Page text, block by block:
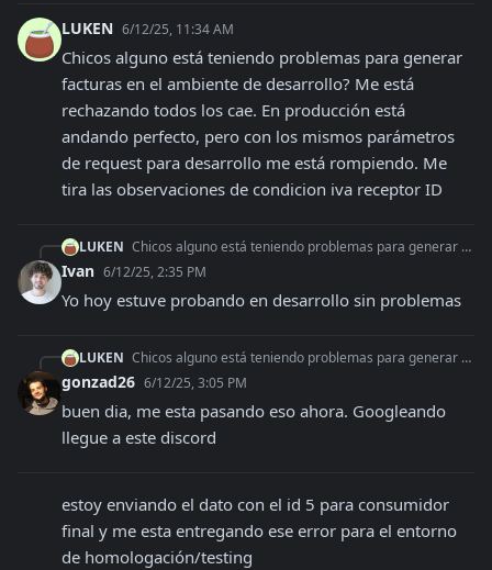
LUKEN 6/12/25, 11:34 AM
Chicos alguno está teniendo problemas para generar
facturas en el ambiente de desarrollo? Me está
rechazando todos los cae. En producción está
andando perfecto, pero con los mismos parámetros
de request para desarrollo me está rompiendo. Me
tira las observaciones de condicion iva receptor ID
LUKEN Chicos alguno está teniendo problemas para generar facturas en el ambiente de desarrollo? Me está rechazando todos los cae. En producción está andando perfecto,
Ivan 6/12/25, 2:35 PM
Yo hoy estuve probando en desarrollo sin problemas
LUKEN Chicos alguno está teniendo problemas para generar facturas en el ambiente de desarrollo? Me está rechazando todos los cae. En producción está andando perfecto,
gonzad26 6/12/25, 3:05 PM
buen dia, me esta pasando eso ahora. Googleando
llegue a este discord
estoy enviando el dato con el id 5 para consumidor
final y me esta entregando ese error para el entorno
de homologación/testing